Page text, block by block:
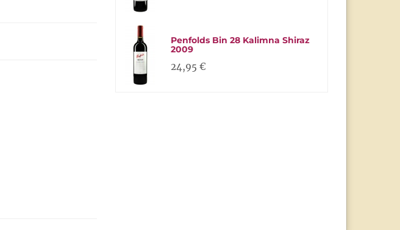
Penfolds Bin 28 Kalimna Shiraz
2009
24,95 €